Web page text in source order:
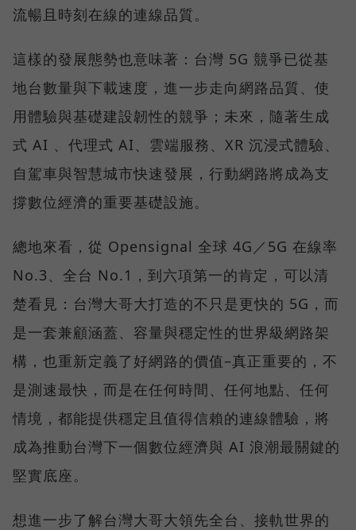
流暢且時刻在線的連線品質。
這樣的發展態勢也意味著：台灣 5G 競爭已從基
地台數量與下載速度，進一步走向網路品質、使
用體驗與基礎建設韌性的競爭；未來，隨著生成
式 AI 、代理式 AI、雲端服務、XR 沉浸式體驗、
自駕車與智慧城市快速發展，行動網路將成為支
撐數位經濟的重要基礎設施。
總地來看，從 Opensignal 全球 4G／5G 在線率
No.3、全台 No.1，到六項第一的肯定，可以清
楚看見：台灣大哥大打造的不只是更快的 5G，而
是一套兼顧涵蓋、容量與穩定性的世界級網路架
構，也重新定義了好網路的價值–真正重要的，不
是測速最快，而是在任何時間、任何地點、任何
情境，都能提供穩定且值得信賴的連線體驗，將
成為推動台灣下一個數位經濟與 AI 浪潮最關鍵的
堅實底座。
想進一步了解台灣大哥大領先全台、接軌世界的